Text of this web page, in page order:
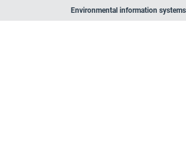
Environmental information systems